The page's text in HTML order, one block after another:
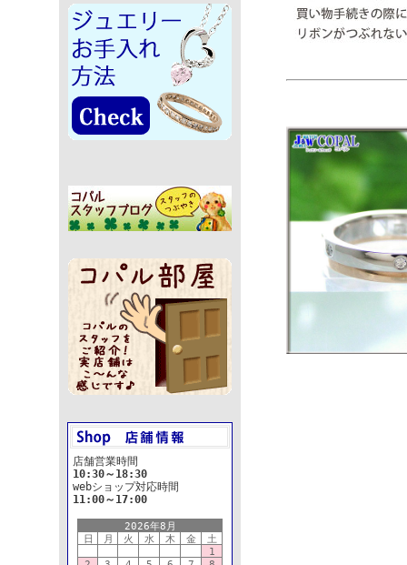
店舗営業時間
10:30～18:30
webショップ対応時間
11:00～17:00
2026年8月
日
月 火 水 木 金
土
1